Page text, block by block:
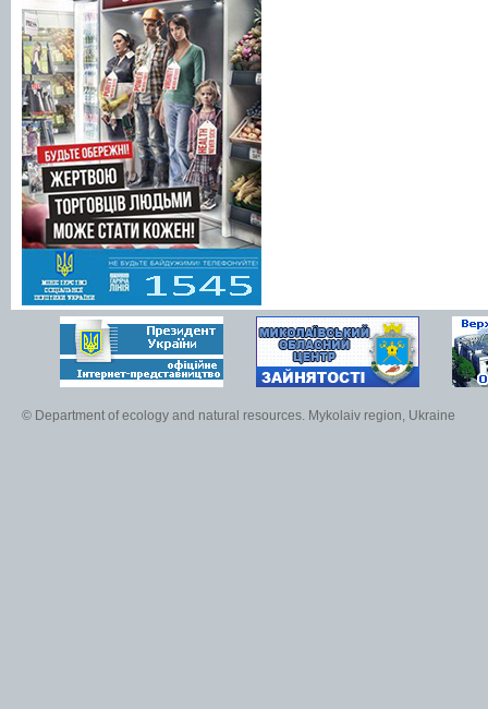
© Department of ecology and natural resources. Mykolaiv region, Ukraine